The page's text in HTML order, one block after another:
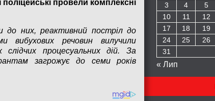
поліцейські провели комплексні
до них, реактивний постріл до
вибухових речовин вилучили
слідчих процесуальних дій. За
загрожує до семи років
3
4 5
10
11 12
17
18 19
24
25 26
31
« Лип